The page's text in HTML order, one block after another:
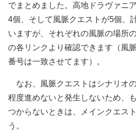
でまとめました。高地ドラヴァニ
4個、そして風脈クエストが5個、
いますが、それぞれの風脈の場所
の各リンクより確認できます（風
番号は一致させてます）。
なお、風脈クエストはシナリオ
程度進めないと発生しないため、
つからないときは、メインクエス
う。